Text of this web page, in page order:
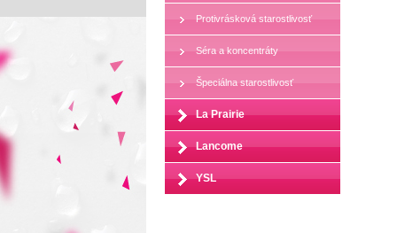
Protivrásková starostlivosť
Séra a koncentráty
Špeciálna starostlivosť
La Prairie
Lancome
YSL